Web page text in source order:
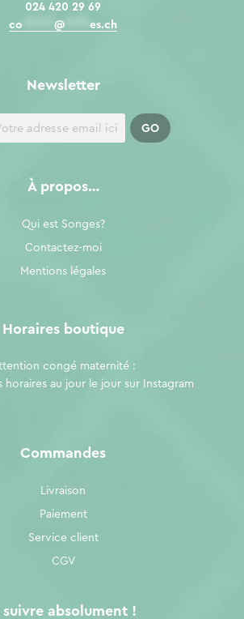
024 420 29 69
co
@ es.ch
Commandes
Livraison
Paiement
Service client
CGV
suivre absolument !
À propos…
Qui est Songes?
Contactez-moi
Mentions légales
Newsletter
Horaires boutique
congé maternité :
horaires au jour le jour sur
Instagram